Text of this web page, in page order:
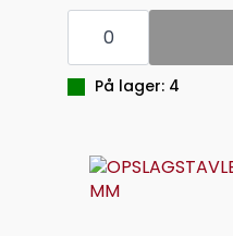
MAGNETRAMME
SELVHF.
DURAFRAME
A5
SØLV
antal
På lager: 4